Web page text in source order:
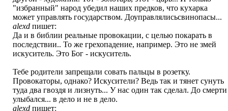
"избранный" народ убедил наших предков, что кухарка
может управлять государством. Доуправлялисьсвинопасы...
alexd пишет:
Да и в библии реальные провокации, с целью покарать в
последствии.. То же грехопадение, например. Это не змей
искуситель. Это Бог - искуситель.
Тебе родители запрещали совать пальцы в розетку.
Провокаторы, однако? Искусители? Ведь так и тянет сунуть
туда два гвоздя и лизнуть... У нас один так сделал. До смерти
улыбался... в дело и не в дело.
alexd пишет: